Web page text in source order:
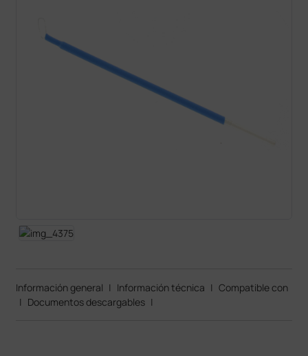
Información general | Información técnica | Compatible con
| Documentos descargables |